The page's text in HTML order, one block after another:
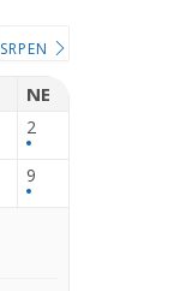
SRPEN
NE
2
9